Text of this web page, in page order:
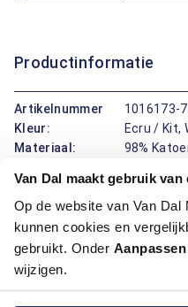
Van Dal maakt gebruik van
Op de website van Van Dal
kunnen cookies en
gebruikt. Onder Aanpassen
wijzigen.
Productinformatie
Artikelnummer
1016173-
Kleur:
Ecru / Kit,
Materiaal:
98%
Motief:
Uni motief
Deze korte broek van
veelzijdig is. Gemaakt van
comfort en flexibiliteit. De
te combineren met